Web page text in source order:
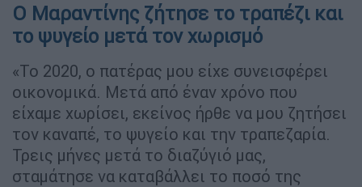
Ο Μαραντίνης ζήτησε το τραπέζι και
το ψυγείο μετά τον χωρισμό
«Το 2020, ο πατέρας μου είχε συνεισφέρει
οικονομικά. Μετά από έναν χρόνο που
είχαμε χωρίσει, εκείνος ήρθε να μου ζητήσει
τον καναπέ, το ψυγείο και την τραπεζαρία.
Τρεις μήνες μετά το διαζύγιό μας,
σταμάτησε να καταβάλλει το ποσό της